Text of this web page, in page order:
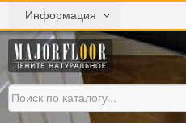
Информация